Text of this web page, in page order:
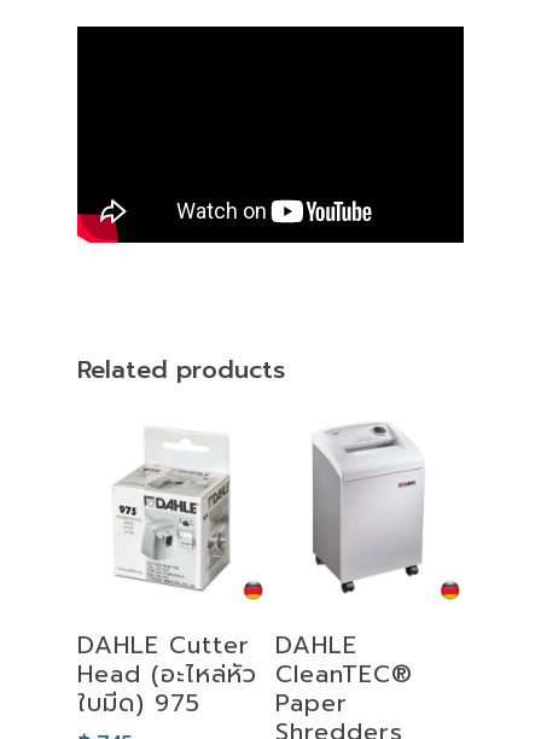
Related products
Add To Cart
DAHLE Cutter
Head (อะไหล่หัว
ใบมีด) 975
Add To Cart
DAHLE
CleanTEC®
Paper